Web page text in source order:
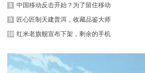
8 中国移动反击开始？为了留住移动
9 匠心匠制天建普洱，收藏品鉴大师
10 红米老旗舰宣布下架，剩余的手机